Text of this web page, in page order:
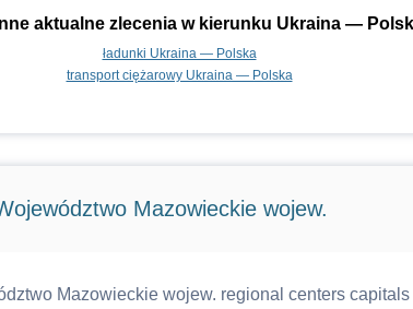
aktualne zlecenia w kierunku Ukraina —
ładunki Ukraina — Polska
transport ciężarowy Ukraina — Polska
Mazowieckie wojew.
Mazowieckie wojew. regional centers